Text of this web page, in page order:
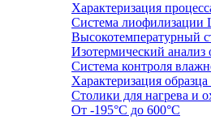
Характеризация
Система лиофилизации
Высокотемпературный
Изотермический анализ
Система контроля
Характеризация
Столики для нагрева и
От -195°C до 600°C